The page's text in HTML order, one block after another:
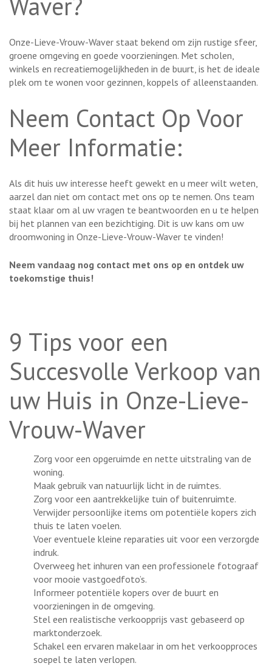
Onze-Lieve-Vrouw-Waver staat bekend om zijn rustige sfeer,
groene omgeving en goede voorzieningen. Met scholen,
winkels en recreatiemogelijkheden in de buurt, is het de ideale
plek om te wonen voor gezinnen, koppels of alleenstaanden.
Neem Contact Op Voor
Meer Informatie:
Als dit huis uw interesse heeft gewekt en u meer wilt weten,
aarzel dan niet om contact met ons op te nemen. Ons team
staat klaar om al uw vragen te beantwoorden en u te helpen
bij het plannen van een bezichtiging. Dit is uw kans om uw
droomwoning in Onze-Lieve-Vrouw-Waver te vinden!
Neem vandaag nog contact met ons op en ontdek uw
toekomstige thuis!
9 Tips voor een
Succesvolle Verkoop van
uw Huis in Onze-Lieve-
Vrouw-Waver
Zorg voor een opgeruimde en nette uitstraling van de
woning.
Maak gebruik van natuurlijk licht in de ruimtes.
Zorg voor een aantrekkelijke tuin of buitenruimte.
Verwijder persoonlijke items om potentiële kopers zich
thuis te laten voelen.
Voer eventuele kleine reparaties uit voor een verzorgde
indruk.
Overweeg het inhuren van een professionele fotograaf
voor mooie vastgoedfoto’s.
Informeer potentiële kopers over de buurt en
voorzieningen in de omgeving.
Stel een realistische verkoopprijs vast gebaseerd op
marktonderzoek.
Schakel een ervaren makelaar in om het verkoopproces
soepel te laten verlopen.